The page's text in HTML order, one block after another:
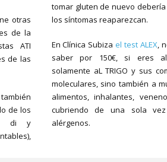
otras
de la
ATI
de las
de los
di y
tomar gluten de nuevo
los síntomas reaparezcan.
En Clínica Subiza el test ALEX,
saber por 150€, si eres
solamente aL TRIGO y sus
moleculares, sino también a
alimentos, inhalantes,
cubriendo de una sola
alérgenos.